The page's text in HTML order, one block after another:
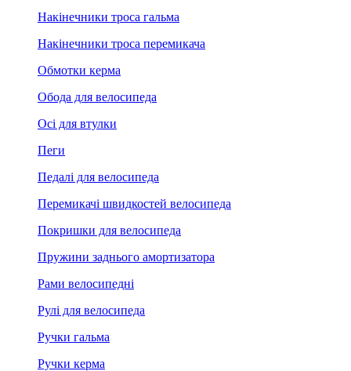
Накінечники троса гальма
Накінечники троса перемикача
Обмотки керма
Обода для велосипеда
Осі для втулки
Пеги
Педалі для велосипеда
Перемикачі швидкостей велосипеда
Покришки для велосипеда
Пружини заднього амортизатора
Рами велосипедні
Рулі для велосипеда
Ручки гальма
Ручки керма